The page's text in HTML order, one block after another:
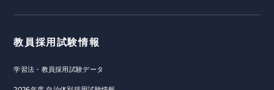
教員採用試験情報
学習法・教員採用試験データ